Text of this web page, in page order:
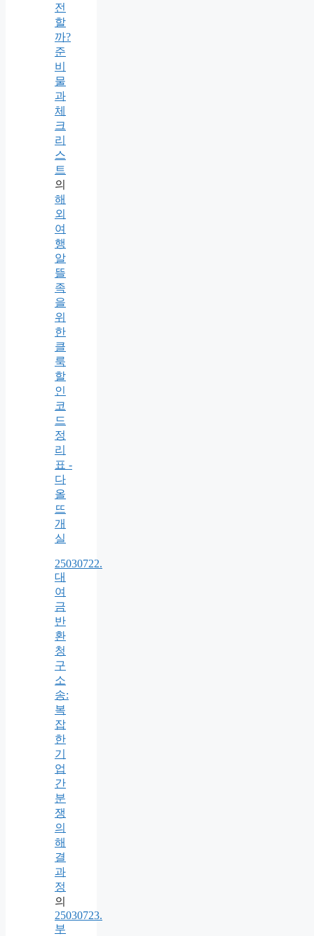
전
할
까?
준
비
물
과
체
크
리
스
트
의
해
외
여
행
알
뜰
족
을
위
한
클
룩
할
인
코
드
정
리
표 -
다
올
뜨
개
실
25030722.
대
여
금
반
환
청
구
소
송:
복
잡
한
기
업
간
분
쟁
의
해
결
과
정
의
25030723.
부